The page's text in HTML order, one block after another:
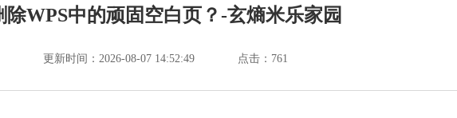
除WPS中的顽固空白页？-玄熵米乐家园
更新时间：2026-08-07 14:52:49 点击： 761